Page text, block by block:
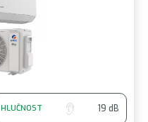
HLUČNOST 19 dB